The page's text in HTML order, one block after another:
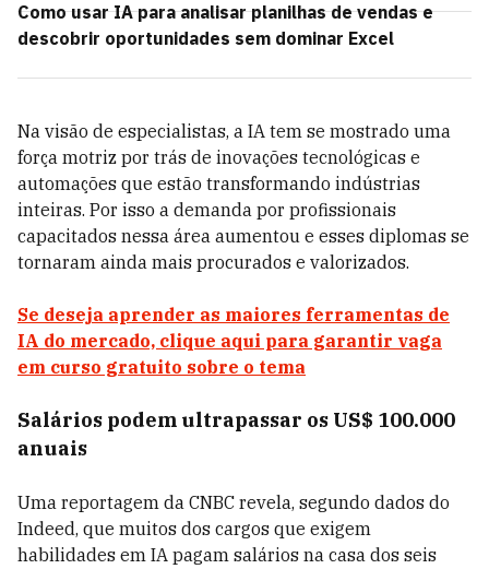
Como usar IA para analisar planilhas de vendas e
descobrir oportunidades sem dominar Excel
Na visão de especialistas, a IA tem se mostrado uma
força motriz por trás de inovações tecnológicas e
automações que estão transformando indústrias
inteiras. Por isso a demanda por profissionais
capacitados nessa área aumentou e esses diplomas se
tornaram ainda mais procurados e valorizados.
Se deseja aprender as maiores ferramentas de
IA do mercado, clique aqui para garantir vaga
em curso gratuito sobre o tema
Salários podem ultrapassar os US$ 100.000
anuais
Uma reportagem da CNBC revela, segundo dados do
Indeed, que muitos dos cargos que exigem
habilidades em IA pagam salários na casa dos seis